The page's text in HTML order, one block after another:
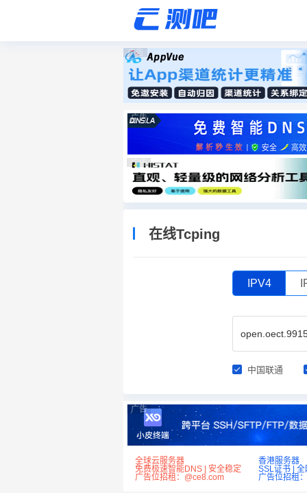
广告
广告
广告
在线Tcping
IPV4
中国联通
广告
全球云服务器
香港服务器
免费极速智能DNS | 安全稳定
SSL证书 |
广告位招租：@ce8.com
广告位招租